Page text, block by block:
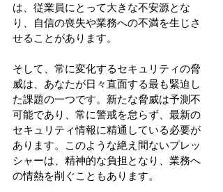
は、従業員にとって大きな不安源とな
り、自信の喪失や業務への不満を生じさ
せることがあります。
そして、常に変化するセキュリティの脅
威は、あなたが日々直面する最も緊迫し
た課題の一つです。新たな脅威は予測不
可能であり、常に警戒を怠らず、最新の
セキュリティ情報に精通している必要が
あります。このような絶え間ないプレッ
シャーは、精神的な負担となり、業務へ
の情熱を削ぐこともあります。